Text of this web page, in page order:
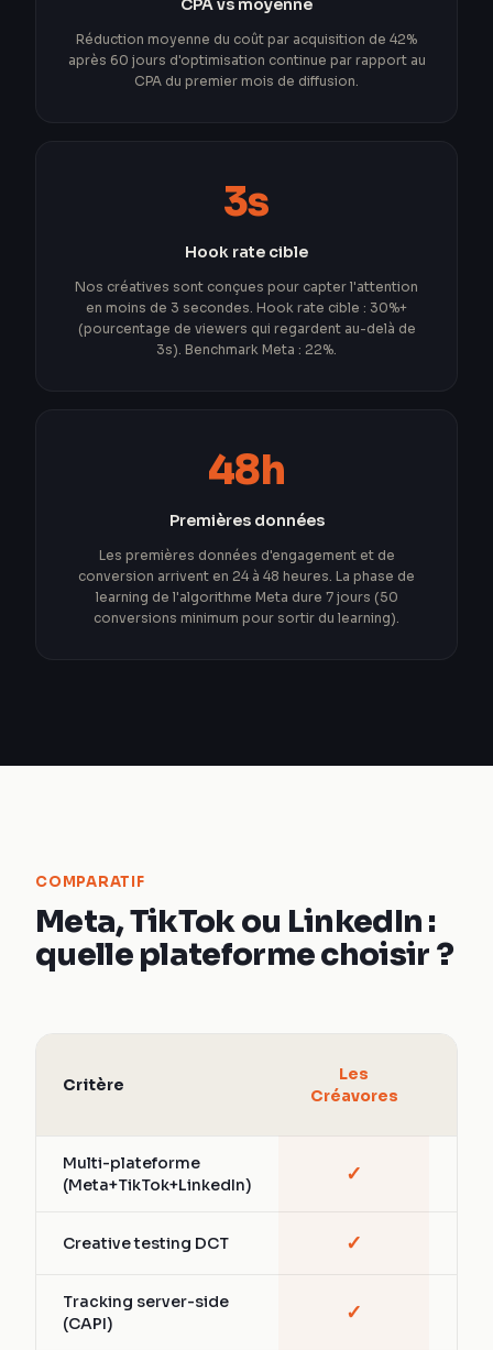
CPA vs moyenne
Réduction moyenne du coût par acquisition de 42%
après 60 jours d'optimisation continue par rapport au
CPA du premier mois de diffusion.
3s
Hook rate cible
Nos créatives sont conçues pour capter l'attention
en moins de 3 secondes. Hook rate cible : 30%+
(pourcentage de viewers qui regardent au-delà de
3s). Benchmark Meta : 22%.
48h
Premières données
Les premières données d'engagement et de
conversion arrivent en 24 à 48 heures. La phase de
learning de l'algorithme Meta dure 7 jours (50
conversions minimum pour sortir du learning).
COMPARATIF
Meta, TikTok ou LinkedIn :
quelle plateforme choisir ?
Critère
Les
Créavores
Multi-plateforme
(Meta+TikTok+LinkedIn)
✓
Creative testing DCT ✓
Tracking server-side
(CAPI)
✓